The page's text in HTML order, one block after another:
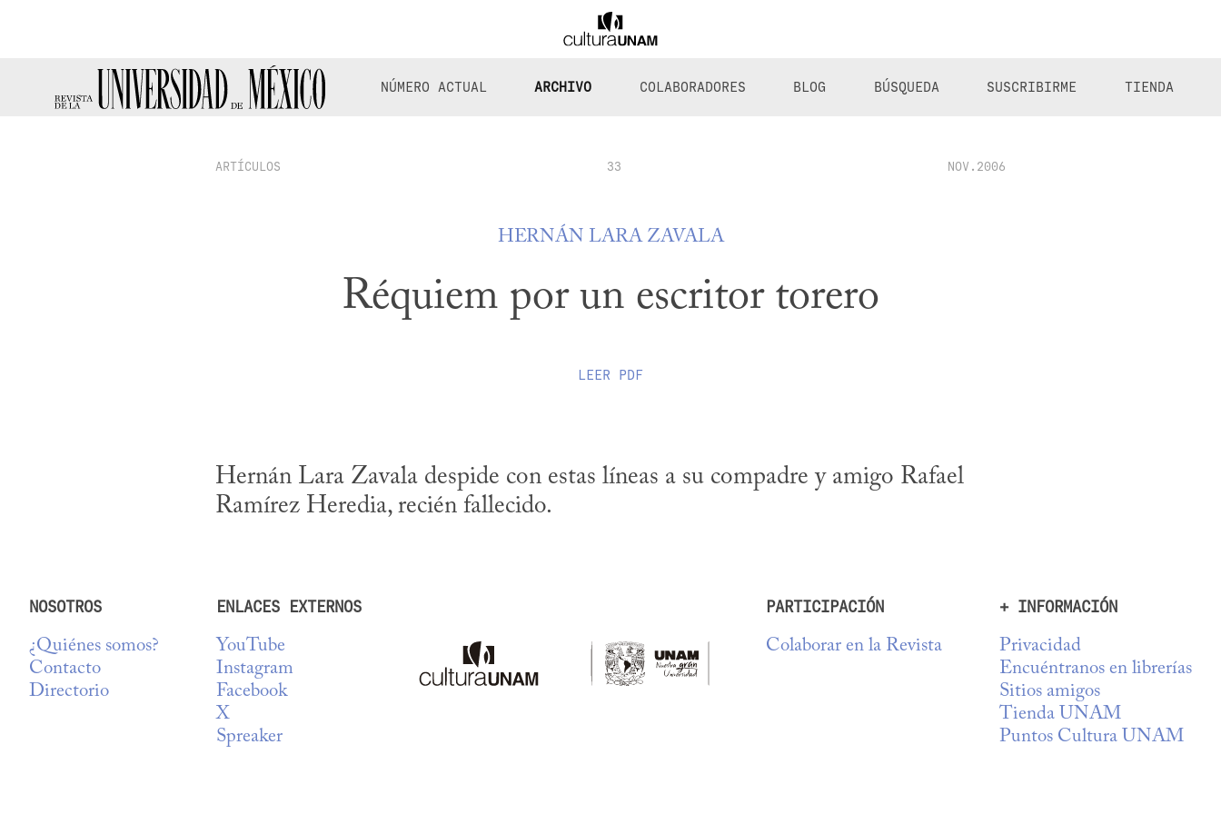
NÚMERO ACTUAL ARCHIVO COLABORADORES BLOG BÚSQUEDA SUSCRIBIRME TIENDA
ARTÍCULOS 33 NOV.2006
HERNÁN LARA ZAVALA
Réquiem por un escritor torero
LEER PDF
Hernán Lara Zavala despide con estas líneas a su compadre y amigo Rafael
Ramírez Heredia, recién fallecido.
NOSOTROS
¿Quiénes somos?
Contacto
Directorio
ENLACES EXTERNOS
YouTube
Instagram
Facebook
X
Spreaker
PARTICIPACIÓN
Colaborar en la Revista
+ INFORMACIÓN
Privacidad
Encuéntranos en librerías
Sitios amigos
Tienda UNAM
Puntos Cultura UNAM